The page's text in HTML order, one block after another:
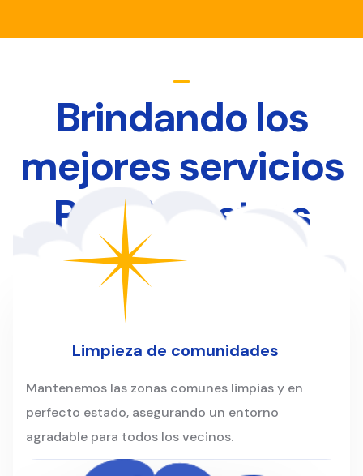
Brindando los
mejores servicios
Para Nuestros
Clientes
Limpieza de comunidades
Mantenemos las zonas comunes limpias y en
perfecto estado, asegurando un entorno
agradable para todos los vecinos.